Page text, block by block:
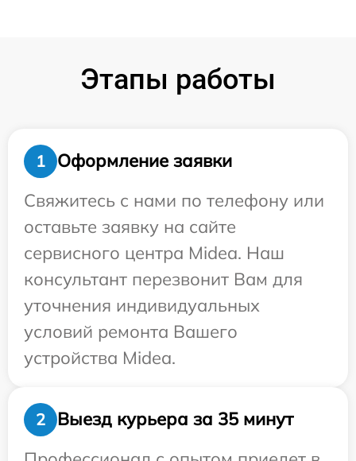
Этапы работы
1
Оформление заявки
Свяжитесь с нами по телефону или
оставьте заявку на сайте
сервисного центра Midea. Наш
консультант перезвонит Вам для
уточнения индивидуальных
условий ремонта Вашего
устройства Midea.
2
Выезд курьера за 35 минут